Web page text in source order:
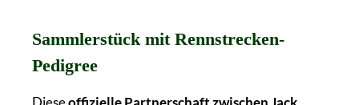
Sammlerstück mit Rennstrecken-
Pedigree